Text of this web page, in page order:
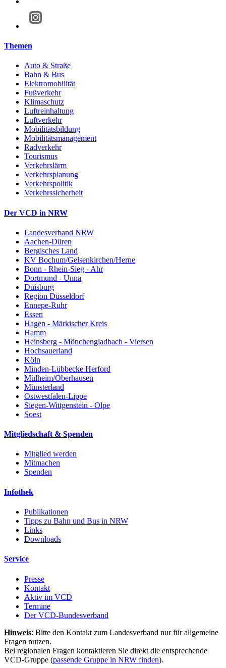
Themen
Auto & Straße
Bahn & Bus
Elektromobilität
Fußverkehr
Klimaschutz
Luftreinhaltung
Luftverkehr
Mobilitätsbildung
Mobilitätsmanagement
Radverkehr
Tourismus
Verkehrslärm
Verkehrsplanung
Verkehrspolitik
Verkehrssicherheit
Der VCD in NRW
Landesverband NRW
Aachen-Düren
Bergisches Land
KV Bochum/Gelsenkirchen/Herne
Bonn - Rhein-Sieg - Ahr
Dortmund - Unna
Duisburg
Region Düsseldorf
Ennepe-Ruhr
Essen
Hagen - Märkischer Kreis
Hamm
Heinsberg - Mönchengladbach - Viersen
Hochsauerland
Köln
Minden-Lübbecke Herford
Mülheim/Oberhausen
Münsterland
Ostwestfalen-Lippe
Siegen-Wittgenstein - Olpe
Soest
Mitgliedschaft & Spenden
Mitglied werden
Mitmachen
Spenden
Infothek
Publikationen
Tipps zu Bahn und Bus in NRW
Links
Downloads
Service
Presse
Kontakt
Aktiv im VCD
Termine
Der VCD-Bundesverband
Hinweis: Bitte den Kontakt zum Landesverband nur für allgemeine
Fragen nutzen.
Bei regionalen Fragen kontaktieren Sie direkt die entsprechende
VCD-Gruppe (passende Gruppe in NRW finden).